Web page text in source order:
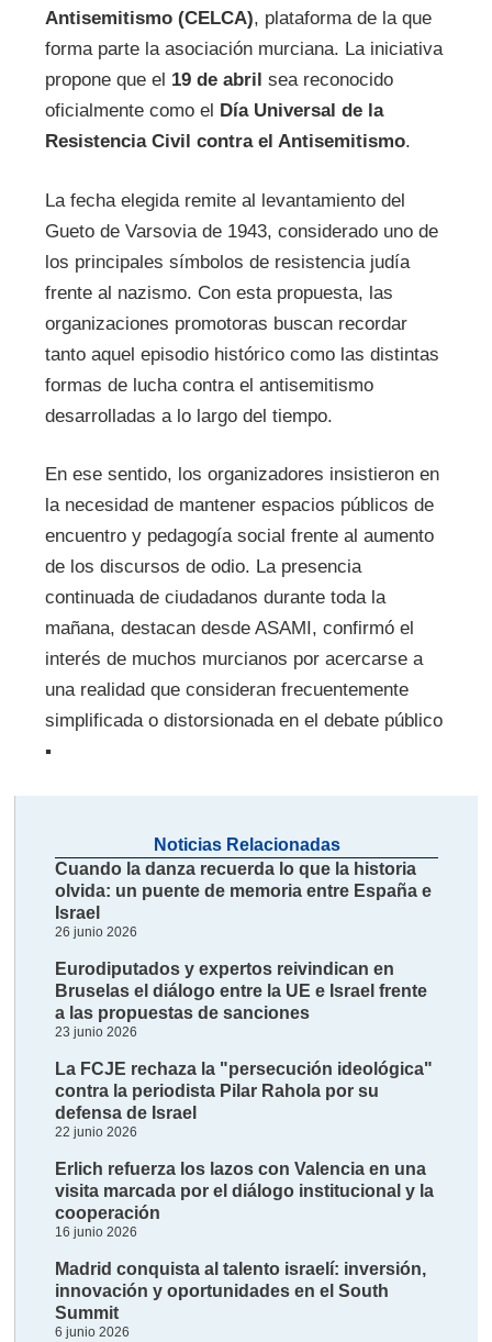
Antisemitismo (CELCA), plataforma de la que
forma parte la asociación murciana. La iniciativa
propone que el 19 de abril sea reconocido
oficialmente como el Día Universal de la
Resistencia Civil contra el Antisemitismo.
La fecha elegida remite al levantamiento del
Gueto de Varsovia de 1943, considerado uno de
los principales símbolos de resistencia judía
frente al nazismo. Con esta propuesta, las
organizaciones promotoras buscan recordar
tanto aquel episodio histórico como las distintas
formas de lucha contra el antisemitismo
desarrolladas a lo largo del tiempo.
En ese sentido, los organizadores insistieron en
la necesidad de mantener espacios públicos de
encuentro y pedagogía social frente al aumento
de los discursos de odio. La presencia
continuada de ciudadanos durante toda la
mañana, destacan desde ASAMI, confirmó el
interés de muchos murcianos por acercarse a
una realidad que consideran frecuentemente
simplificada o distorsionada en el debate público
▪
Noticias Relacionadas
Cuando la danza recuerda lo que la historia
olvida: un puente de memoria entre España e
Israel
26 junio 2026
Eurodiputados y expertos reivindican en
Bruselas el diálogo entre la UE e Israel frente
a las propuestas de sanciones
23 junio 2026
La FCJE rechaza la "persecución ideológica"
contra la periodista Pilar Rahola por su
defensa de Israel
22 junio 2026
Erlich refuerza los lazos con Valencia en una
visita marcada por el diálogo institucional y la
cooperación
16 junio 2026
Madrid conquista al talento israelí: inversión,
innovación y oportunidades en el South
Summit
6 junio 2026